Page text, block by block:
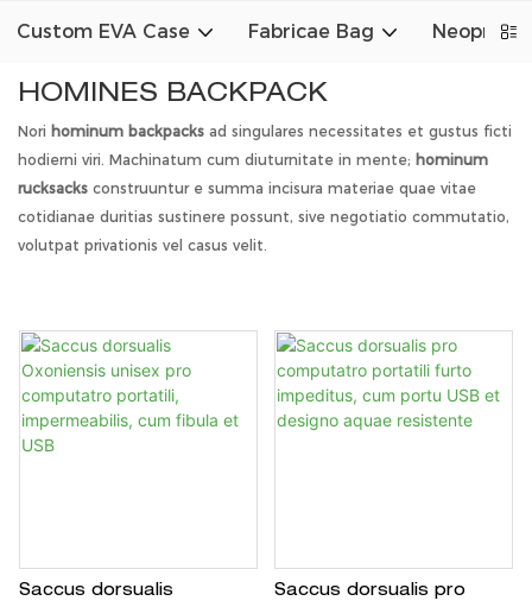
Custom EVA Case Fabricae Bag Neoprene
HOMINES BACKPACK
Nori hominum backpacks ad singulares necessitates et gustus ficti
hodierni viri. Machinatum cum diuturnitate in mente; hominum
rucksacks construuntur e summa incisura materiae quae vitae
cotidianae duritias sustinere possunt, sive negotiatio commutatio,
volutpat privationis vel casus velit.
Saccus dorsualis
Saccus dorsualis pro